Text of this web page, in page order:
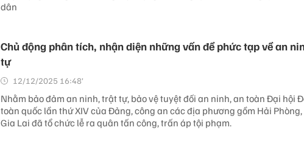
dân
Chủ động phân tích, nhận diện những vấn đề phức tạp về an
tự
12/12/2025 16:48’
Nhằm bảo đảm an ninh, trật tự, bảo vệ tuyệt đối an ninh, an toàn Đại hội
toàn quốc lần thứ XIV của Đảng, công an các địa phương gồm Hải Phòng,
Gia Lai đã tổ chức lễ ra quân tấn công, trấn áp tội phạm.